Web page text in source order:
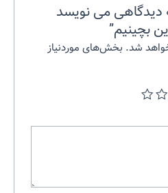
دیدگاهی می نویسد
بچینیم”
شد. بخش‌های موردنیاز